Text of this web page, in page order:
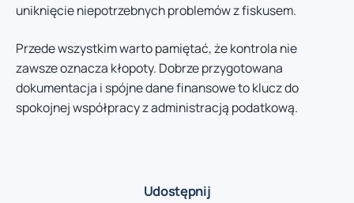
uniknięcie niepotrzebnych problemów z fiskusem.
Przede wszystkim warto pamiętać, że kontrola nie
zawsze oznacza kłopoty. Dobrze przygotowana
dokumentacja i spójne dane finansowe to klucz do
spokojnej współpracy z administracją podatkową.
Udostępnij